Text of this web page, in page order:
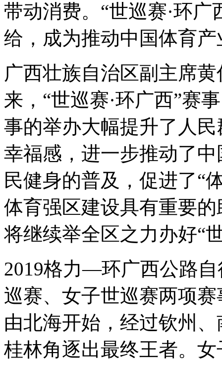
带动消费。 “世巡赛·环广
给，成为推动中国体育
广西壮族自治区副主席
来， “世巡赛·环广西”赛
事的举办大幅提升了人
幸福感，进一步推动了
民健身的普及，促进了“
体育强区建设具有重要
将继续举全区之力办好“
2019格力—环广西公路
巡赛、女子世巡赛两项
由北海开始，经过钦州
桂林角逐出最终王者。